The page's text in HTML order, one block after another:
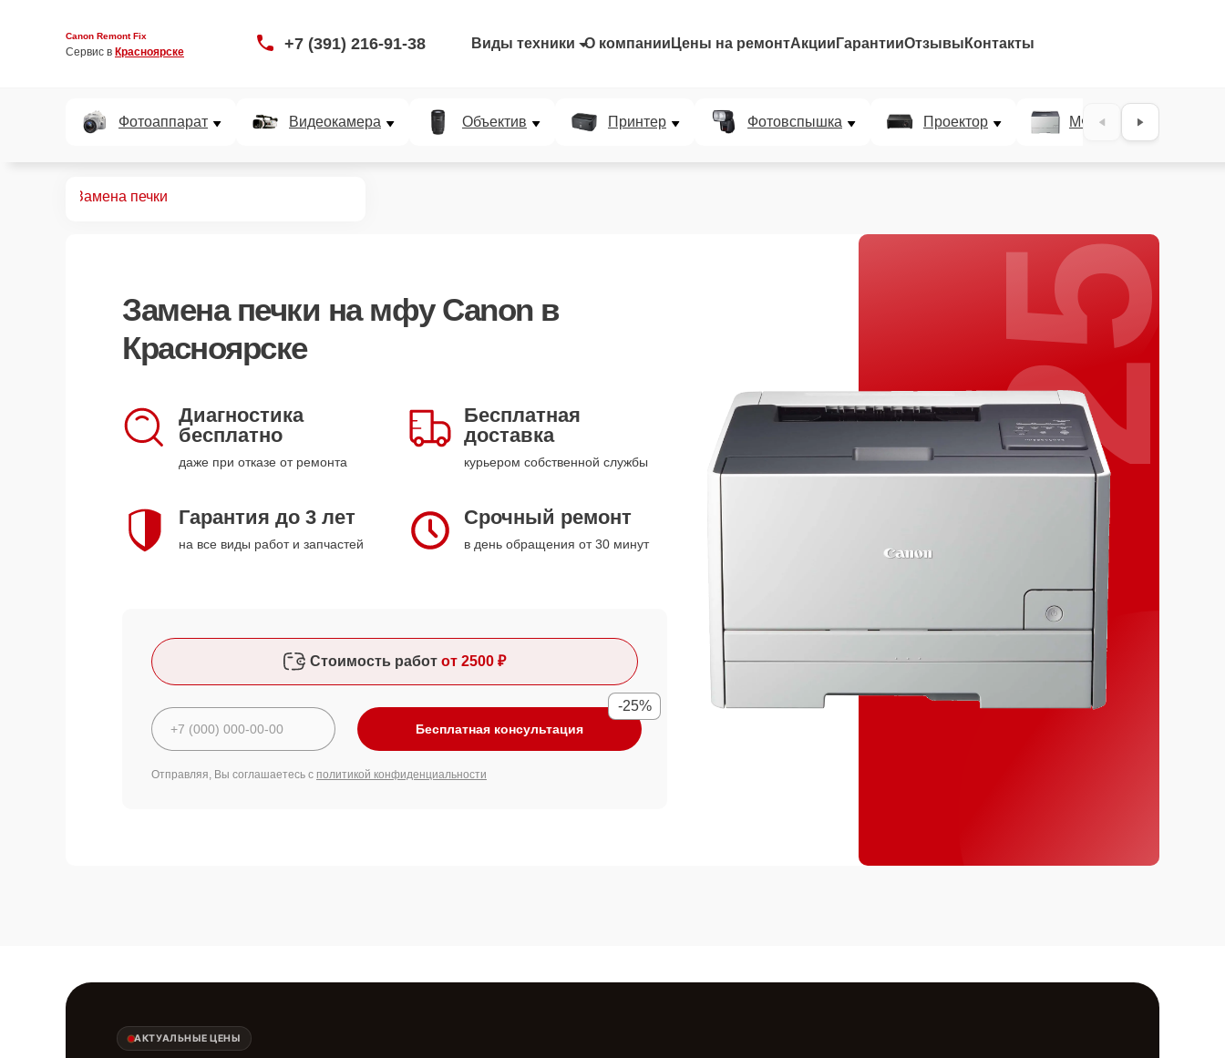
Canon Remont Fix
Сервис в Красноярске +7 (391) 216-91-38 Виды техники О компании Цены на ремонтАкции ГарантииОтзывы Контакты
Фотоаппарат Видеокамера Объектив Принтер Фотовспышка Проектор МФУ
Замена печки
Замена печки на мфу Canon в
Красноярске
Диагностика
бесплатно
даже при отказе от ремонта
Бесплатная
доставка
курьером собственной службы
Гарантия до 3 лет
на все виды работ и запчастей
Срочный ремонт
в день обращения от 30 минут
Стоимость работ от 2500 ₽
Бесплатная консультация
-25%
Отправляя, Вы соглашаетесь с политикой конфиденциальности
25%
АКТУАЛЬНЫЕ ЦЕНЫ